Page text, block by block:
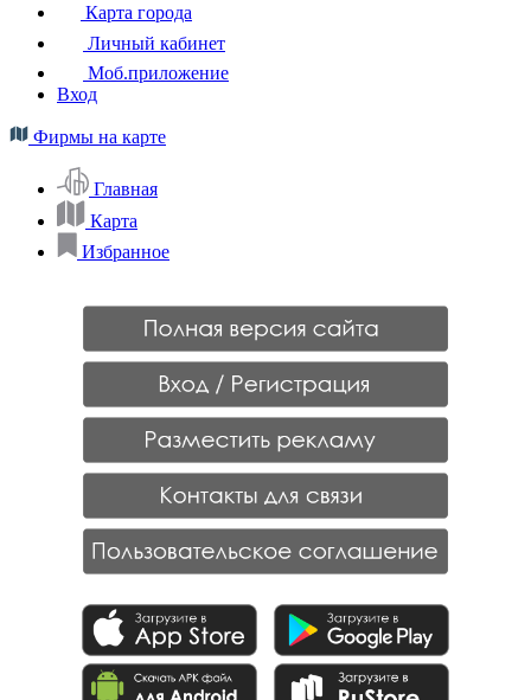
Карта города
Личный кабинет
Моб.приложение
Вход
Фирмы на карте
Главная
Карта
Избранное